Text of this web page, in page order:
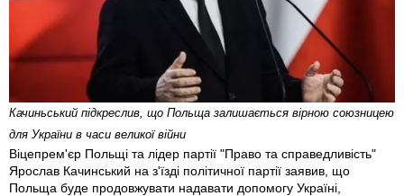
Качиньський підкреслив, що Польща залишається вірною союзницею
для України в часи великої війни
Віцепрем'єр Польщі та лідер партії "Право та справедливість"
Ярослав Качинський на з'їзді політичної партії заявив, що
Польща буде продовжувати надавати допомогу Україні,